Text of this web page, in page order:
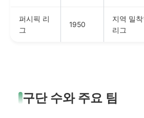
퍼시픽 리
그
1950
지역 밀
리그
구단 수와 주요 팀